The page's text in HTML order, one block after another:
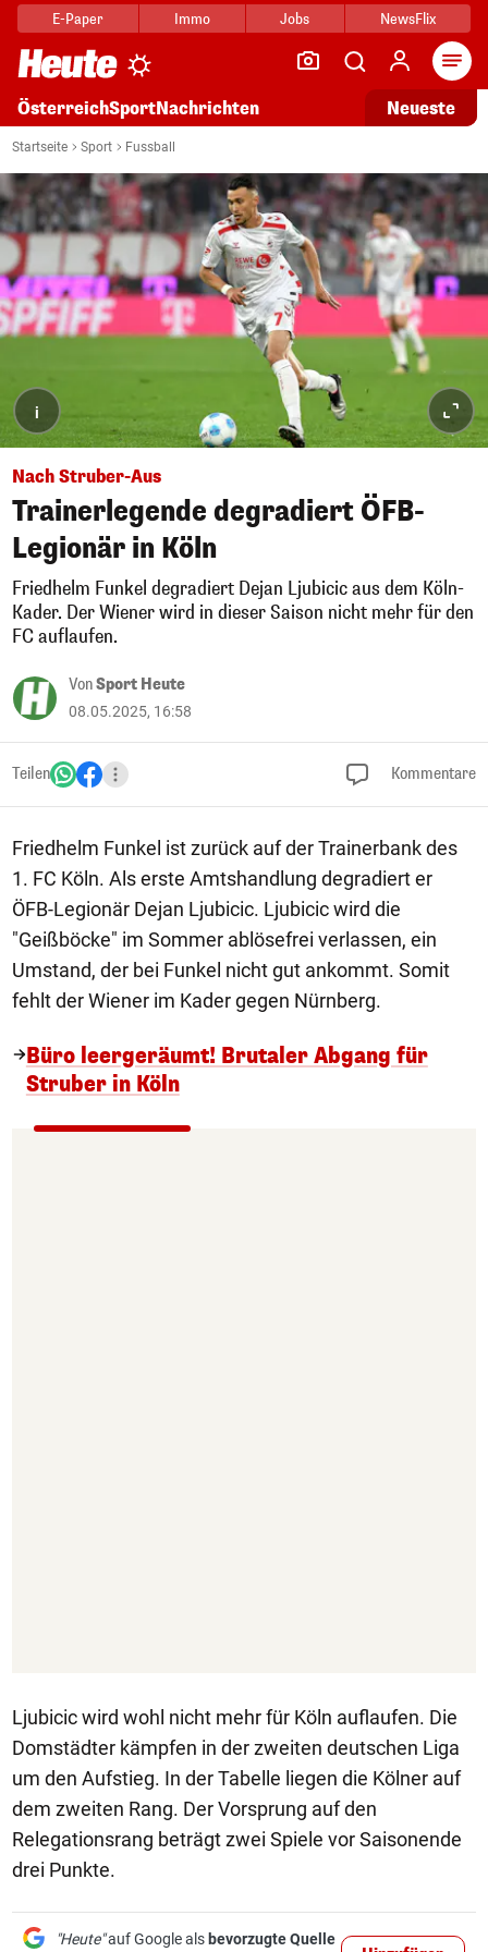
E-Paper Immo Jobs NewsFlix
ÖsterreichSportNachrichten Neueste
Startseite Sport Fussball
i
Nach Struber-Aus
Trainerlegende degradiert ÖFB-
Legionär in Köln
Friedhelm Funkel degradiert Dejan Ljubicic aus dem Köln-
Kader. Der Wiener wird in dieser Saison nicht mehr für den
FC auflaufen.
VonSport Heute
08.05.2025, 16:58
Teilen Kommentare
Friedhelm Funkel ist zurück auf der Trainerbank des
1. FC Köln. Als erste Amtshandlung degradiert er
ÖFB-Legionär Dejan Ljubicic. Ljubicic wird die
"Geißböcke" im Sommer ablösefrei verlassen, ein
Umstand, der bei Funkel nicht gut ankommt. Somit
fehlt der Wiener im Kader gegen Nürnberg.
Büro leergeräumt! Brutaler Abgang für
Struber in Köln
Ljubicic wird wohl nicht mehr für Köln auflaufen. Die
Domstädter kämpfen in der zweiten deutschen Liga
um den Aufstieg. In der Tabelle liegen die Kölner auf
dem zweiten Rang. Der Vorsprung auf den
Relegationsrang beträgt zwei Spiele vor Saisonende
drei Punkte.
"Heute"auf Google als bevorzugte Quelle